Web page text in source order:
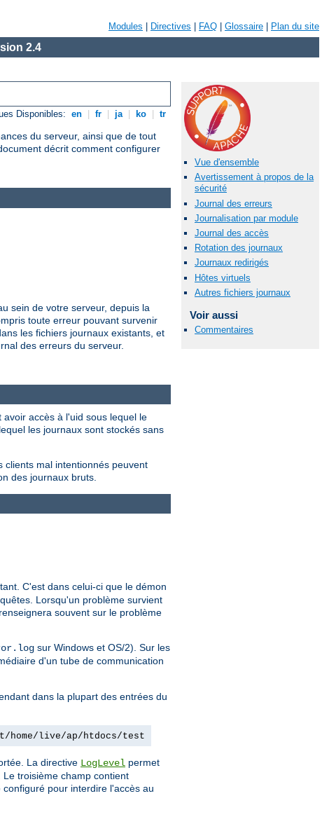
Modules Directives FAQ Glossaire Plan du site
2.4
Disponibles: en fr ja ko tr
du serveur, ainsi que de tout
décrit comment configurer
Vue d'ensemble
Avertissement à propos de la
sécurité
Journal des erreurs
Journalisation par module
Journal des accès
Rotation des journaux
Journaux redirigés
Hôtes virtuels
Autres fichiers journaux
Voir aussi
Commentaires
sein de votre serveur, depuis la
toute erreur pouvant survenir
les fichiers journaux existants, et
des erreurs du serveur.
accès à l'uid sous lequel le
les journaux sont stockés sans
clients mal intentionnés peuvent
des journaux bruts.
C'est dans celui-ci que le démon
Lorsqu'un problème survient
souvent sur le problème
sur Windows et OS/2). Sur les
d'un tube de communication
dans la plupart des entrées du
home/live/ap/htdocs/test
La directive LogLevel permet
troisième champ contient
pour interdire l'accès au